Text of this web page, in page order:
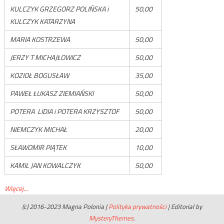
KULCZYK GRZEGORZ POLIŃSKA i
KULCZYK KATARZYNA
50,00
MARIA KOSTRZEWA
50,00
JERZY T MICHAJŁOWICZ
50,00
KOZIOŁ BOGUSŁAW
35,00
PAWEŁ ŁUKASZ ZIEMIAŃSKI
50,00
POTERA LIDIA i POTERA KRZYSZTOF
50,00
NIEMCZYK MICHAŁ
20,00
SŁAWOMIR PIĄTEK
10,00
KAMIL JAN KOWALCZYK
50,00
Więcej...
(c) 2016-2023 Magna Polonia |Polityka prywatności |Editorial by
MysteryThemes.